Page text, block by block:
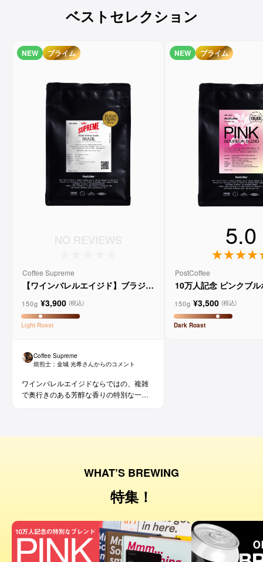
ベストセレクション
NEW プライム
NO REVIEWS
Coffee Supreme
【ワインバレルエイジド】ブラジル
ョ
150g ¥3,900 (税込)
Light Roast
Coffee Supreme
焙煎士： 金城 光希さんからのコメント
ワインバレルエイジドならではの、複雑
で奥行きのある芳醇な香りの特別な一杯
NEW プライム
5.0
PostCoffee
10万人記念 ピンクブ
150g ¥3,500 (税込)
Dark Roast
WHAT’S BREWING
特集！